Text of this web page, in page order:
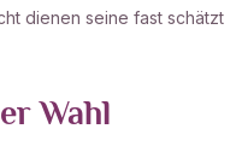
dienen seine fast schätzt
Wahl